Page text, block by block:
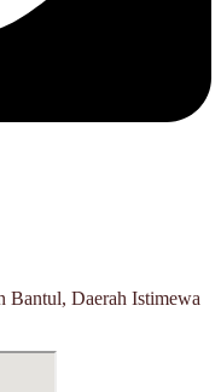
Daerah Istimewa